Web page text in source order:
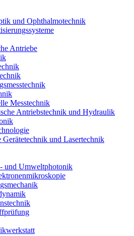
und Ophthalmotechnik
Antriebe
Messtechnik
Antriebstechnik und Hydraulik
Gerätetechnik und Lasertechnik
und Umweltphotonik